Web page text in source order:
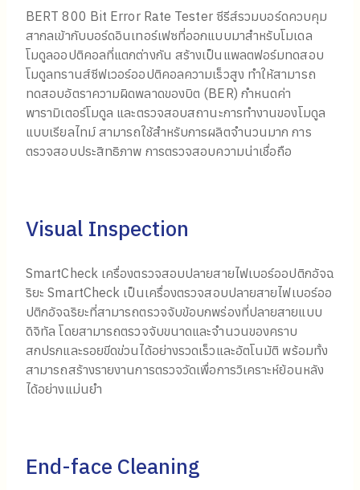
BERT 800 Bit Error Rate Tester ซีรีส์รวมบอร์ดควบคุม
สากลเข้ากับบอร์ดอินเทอร์เฟซที่ออกแบบมาสำหรับโมเดล
โมดูลออปติคอลที่แตกต่างกัน สร้างเป็นแพลตฟอร์มทดสอบ
โมดูลทรานส์ซีฟเวอร์ออปติคอลความเร็วสูง ทำให้สามารถ
ทดสอบอัตราความผิดพลาดของบิต (BER) กำหนดค่า
พารามิเตอร์โมดูล และตรวจสอบสถานะการทำงานของโมดูล
แบบเรียลไทม์ สามารถใช้สำหรับการผลิตจำนวนมาก การ
ตรวจสอบประสิทธิภาพ การตรวจสอบความน่าเชื่อถือ
Visual Inspection
SmartCheck เครื่องตรวจสอบปลายสายไฟเบอร์ออปติกอัจฉ
ริยะ SmartCheck เป็นเครื่องตรวจสอบปลายสายไฟเบอร์ออ
ปติกอัจฉริยะที่สามารถตรวจจับข้อบกพร่องที่ปลายสายแบบ
ดิจิทัล โดยสามารถตรวจจับขนาดและจำนวนของคราบ
สกปรกและรอยขีดข่วนได้อย่างรวดเร็วและอัตโนมัติ พร้อมทั้ง
สามารถสร้างรายงานการตรวจวัดเพื่อการวิเคราะห์ย้อนหลัง
ได้อย่างแม่นยำ
End-face Cleaning